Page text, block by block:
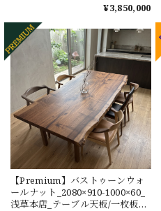
¥3,850,000
【Premium】バストゥーンウォ
ールナット_2080×910-1000×60_
浅草本店_テーブル天板/一枚板